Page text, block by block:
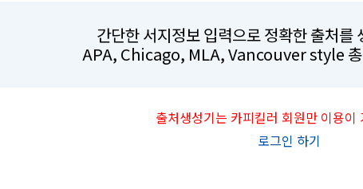
간단한 서지정보 입력으로 정확한 출처를
APA, Chicago, MLA, Vancouver style 총
출처생성기는 카피킬러 회원만 이용이
로그인 하기